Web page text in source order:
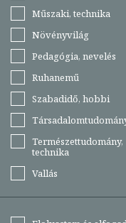
Műszaki, technika
Növényvilág
Pedagógia, nevelés
Ruhanemű
Szabadidő, hobbi
Természettudomány,
technika
Vallás